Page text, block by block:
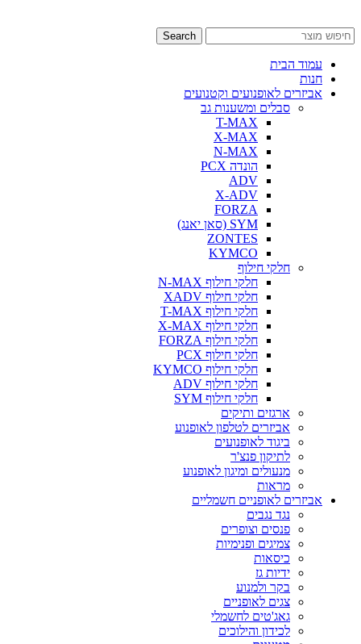
Search
עמוד הבית
חנות
אביזרים לאופנועים וקטנועים
סבלים ומשענות גב
T-MAX
X-MAX
N-MAX
הונדה PCX
ADV
X-ADV
FORZA
SYM (סאן יאנג)
ZONTES
KYMCO
חלקי חילוף
חלקי חילוף N-MAX
חלקי חילוף XADV
חלקי חילוף T-MAX
חלקי חילוף X-MAX
חלקי חילוף FORZA
חלקי חילוף PCX
חלקי חילוף KYMCO
חלקי חילוף ADV
חלקי חילוף SYM
ארגזים ותיקים
אביזרים לטלפון לאופנוע
ביגוד לאופנועים
לתיקון פנצ'ר
מנעולים ומיגון לאופנוע
מראות
אביזרים לאופניים חשמליים
נגד נגבים
פנסים וצופרים
צמיגים ופנימיות
כיסאות
ידיות גז
בקר ולמנוע
צגים לאופניים
גאג'טים לחשמלי
לכידון והילוכים